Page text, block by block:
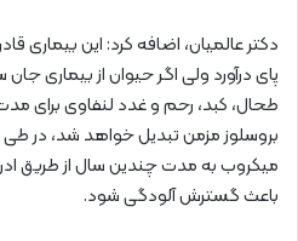
دکتر عالمیان، اضافه کرد: اين بيماری
پای درآورد ولی اگر حيوان از بيماری
‏طحال، كبد، رحم و غدد لنفاوی برای
بروسلوز مزمن تبديل خواهد شد، در
ميكروب به مدت چندين سال از طريق
باعث گسترش آلودگی شود.